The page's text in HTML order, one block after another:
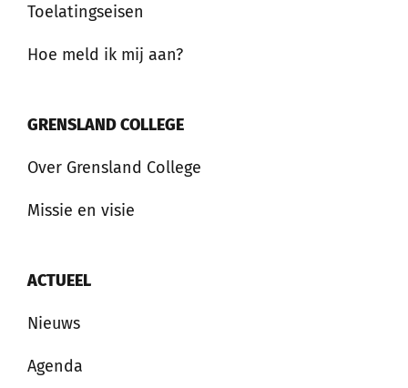
Toelatingseisen
Hoe meld ik mij aan?
GRENSLAND COLLEGE
Over Grensland College
Missie en visie
ACTUEEL
Nieuws
Agenda